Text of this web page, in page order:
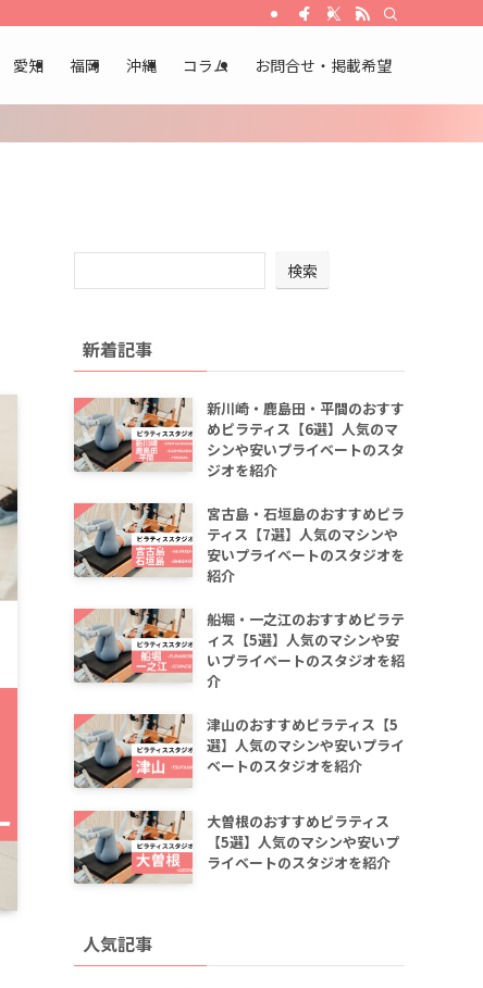
愛知 福岡 沖縄 コラム お問合せ・掲載希望
検索
新着記事
新川崎・鹿島田・平間のおすす
めピラティス【6選】人気のマ
シンや安いプライベートのスタ
ジオを紹介
宮古島・石垣島のおすすめピラ
ティス【7選】人気のマシンや
安いプライベートのスタジオを
紹介
船堀・一之江のおすすめピラテ
ィス【5選】人気のマシンや安
いプライベートのスタジオを紹
介
津山のおすすめピラティス【5
選】人気のマシンや安いプライ
ベートのスタジオを紹介
大曽根のおすすめピラティス
【5選】人気のマシンや安いプ
ライベートのスタジオを紹介
人気記事